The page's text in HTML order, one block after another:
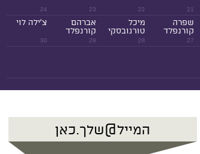
21
22
23
24
27
שפרה
קורנפלד
28
מיכל
טורנובסקי
29
אברהם
קורנפלד
30
צ'ילה לוי